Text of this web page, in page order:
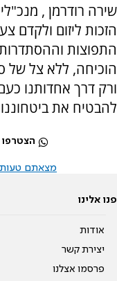
שירה רודרמן ,
הזכות ליזום ולקדם
התפוצות
הוכיחה, ללא צל של
ורק דרך אחדותנו
להבטיח את ביטחוננו
הצטרפו
מצאתם טעות
פנו אלינו
אודות
יצירת קשר
פרסמו אצלנו